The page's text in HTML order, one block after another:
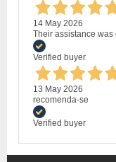
14 May 2026
Their assistance
Verified buyer
13 May 2026
recomenda-se
Verified buyer